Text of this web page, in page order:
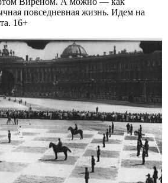
повседневная жизнь. Идем на
16+